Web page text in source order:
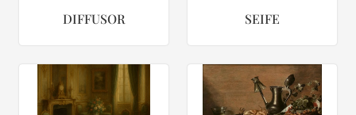
DIFFUSOR SEIFE